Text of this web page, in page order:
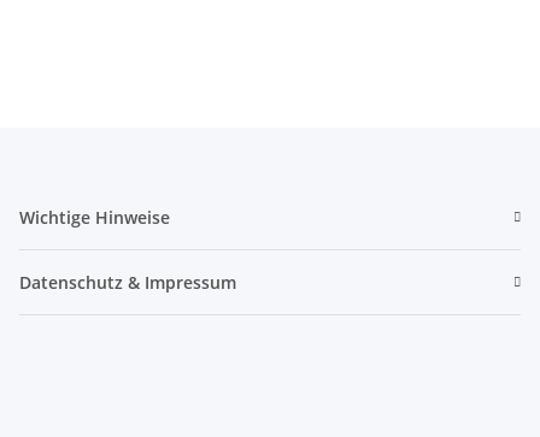
Wichtige Hinweise
Datenschutz & Impressum